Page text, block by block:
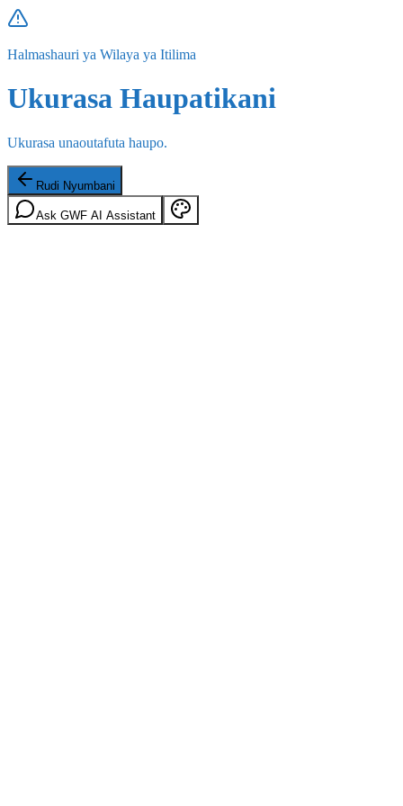
Halmashauri ya Wilaya ya Itilima
Ukurasa Haupatikani
Ukurasa unaoutafuta haupo.
Rudi Nyumbani
Ask GWF AI Assistant